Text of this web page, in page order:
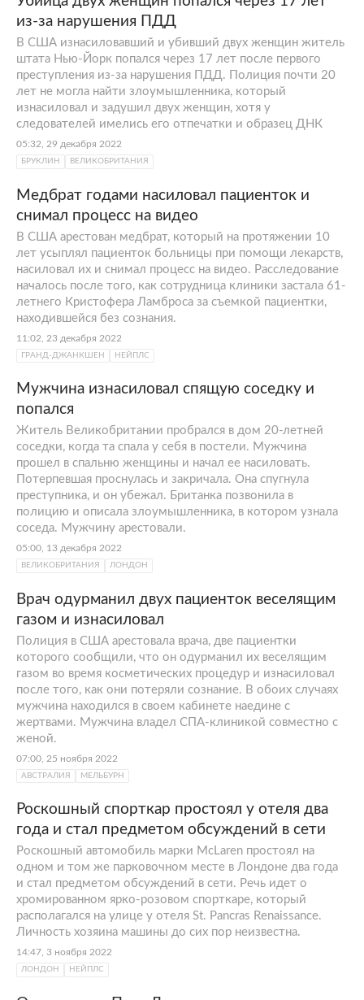
из-за нарушения ПДД
В США изнасиловавший и убивший двух женщин житель
штата Нью-Йорк попался через 17 лет после первого
преступления из-за нарушения ПДД. Полиция почти 20
лет не могла найти злоумышленника, который
изнасиловал и задушил двух женщин, хотя у
следователей имелись его отпечатки и образец ДНК
05:32, 29 декабря 2022
БРУКЛИН ВЕЛИКОБРИТАНИЯ
Медбрат годами насиловал пациенток и
снимал процесс на видео
В США арестован медбрат, который на протяжении 10
лет усыплял пациенток больницы при помощи лекарств,
насиловал их и снимал процесс на видео. Расследование
началось после того, как сотрудница клиники застала 61-
летнего Кристофера Ламброса за съемкой пациентки,
находившейся без сознания.
11:02, 23 декабря 2022
ГРАНД-ДЖАНКШЕН НЕЙПЛС
Мужчина изнасиловал спящую соседку и
попался
Житель Великобритании пробрался в дом 20-летней
соседки, когда та спала у себя в постели. Мужчина
прошел в спальню женщины и начал ее насиловать.
Потерпевшая проснулась и закричала. Она спугнула
преступника, и он убежал. Британка позвонила в
полицию и описала злоумышленника, в котором узнала
соседа. Мужчину арестовали.
05:00, 13 декабря 2022
ВЕЛИКОБРИТАНИЯ ЛОНДОН
Врач одурманил двух пациенток веселящим
газом и изнасиловал
Полиция в США арестовала врача, две пациентки
которого сообщили, что он одурманил их веселящим
газом во время косметических процедур и изнасиловал
после того, как они потеряли сознание. В обоих случаях
мужчина находился в своем кабинете наедине с
жертвами. Мужчина владел СПА-клиникой совместно с
женой.
07:00, 25 ноября 2022
АВСТРАЛИЯ МЕЛЬБУРН
Роскошный спорткар простоял у отеля два
года и стал предметом обсуждений в сети
Роскошный автомобиль марки McLaren простоял на
одном и том же парковочном месте в Лондоне два года
и стал предметом обсуждений в сети. Речь идет о
хромированном ярко-розовом спорткаре, который
располагался на улице у отеля St. Pancras Renaissance.
Личность хозяина машины до сих пор неизвестна.
14:47, 3 ноября 2022
ЛОНДОН НЕЙПЛС